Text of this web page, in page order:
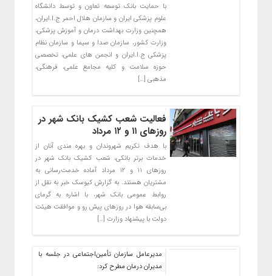
با حمایت بانک توسعه تعاون و توسط دانشگاه
علوم پزشکی ایران و سازمان هلال احمر ج.ا.ایران،
همچنین وزارت بهداشت درمان و آموزش پزشکی،
وزارت کشور، سازمان صدا و سیما و سازمان نظام
پزشکی ج.ا.ایران و انجمن های علمی، تخصصی
حوزه سلامت و کلیه مجامع علمی، فرهنگی،
مذهبی […]
فعالیت شعب کشیک بانک شهر در
روزهای ۱۱ و ۱۲ مرداد
با هدف تکریم شهروندان و بهره مندی آنان از
خدمات برتر بانکی، شعب کشیک بانک شهر در
روزهای ۱۱ و ۱۲ مرداد آماده خدمت‌رسانی به
مشتریان هستند. به گزارش کیوسک خبر به نقل از
روابط عمومی بانک شهر، با اشاره به گرمای
بی‌سابقه هوا در روزهای پیش رو و موافقت هیئت
دولت با پیشنهاد وزارت […]
مدیرعامل سازمان تأمین‌اجتماعی در جلسه با
مدیران درمان مطرح کرد: